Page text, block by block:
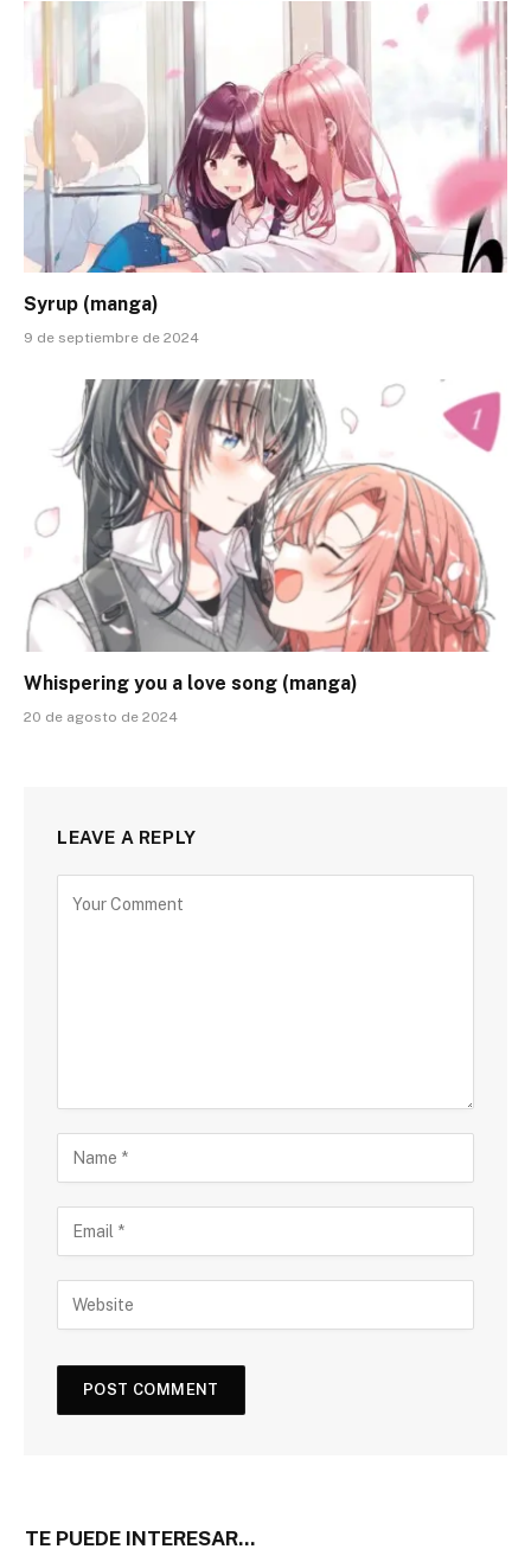
Syrup (manga)
9 de septiembre de 2024
Whispering you a love song (manga)
20 de agosto de 2024
LEAVE A REPLY
TE PUEDE INTERESAR...